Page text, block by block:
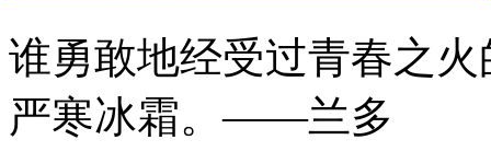
谁勇敢地经受过青春之
严寒冰霜。——兰多